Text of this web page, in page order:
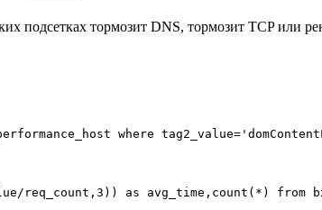
подсетках тормозит DNS, тормозит TCP или
where
req_count,3)) as avg_time,count(*) from